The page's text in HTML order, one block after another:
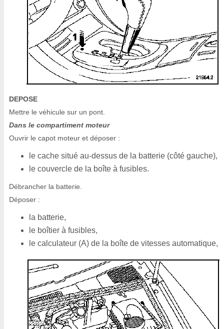
DEPOSE
Mettre le véhicule sur un pont.
Dans le compartiment moteur
Ouvrir le capot moteur et déposer :
le cache situé au-dessus de la batterie (côté gauche),
le couvercle de la boîte à fusibles.
Débrancher la batterie.
Déposer :
la batterie,
le boîtier à fusibles,
le calculateur (A) de la boîte de vitesses automatique,